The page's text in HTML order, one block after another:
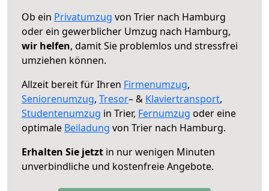
Ob ein Privatumzug von Trier nach Hamburg
oder ein gewerblicher Umzug nach Hamburg,
wir helfen, damit Sie problemlos und stressfrei
umziehen können.
Allzeit bereit für Ihren Firmenumzug,
Seniorenumzug, Tresor– & Klaviertransport,
Studentenumzug in Trier, Fernumzug oder eine
optimale Beiladung von Trier nach Hamburg.
Erhalten Sie jetzt in nur wenigen Minuten
unverbindliche und kostenfreie Angebote.